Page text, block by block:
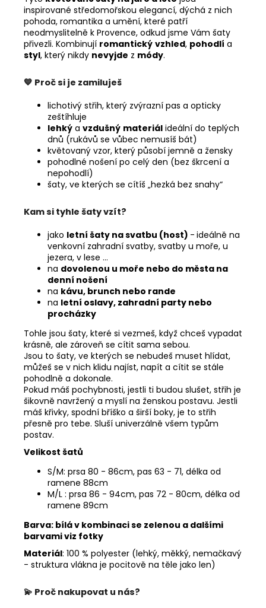
inspirované středomořskou elegancí, dýchá z nich
pohoda, romantika a umění, které patří
neodmyslitelně k Provence, odkud jsme Vám šaty
přivezli. Kombinují romantický vzhled, pohodlí a
styl, který nikdy nevyjde z módy.
💙 Proč si je zamiluješ
lichotivý střih, který zvýrazní pas a opticky
zeštíhluje
lehký a vzdušný materiál ideální do teplých
dnů (rukávů se vůbec nemusíš bát)
květovaný vzor, který působí jemně a žensky
pohodlné nošení po celý den (bez škrcení a
nepohodlí)
šaty, ve kterých se cítíš „hezká bez snahy“
Kam si tyhle šaty vzít?
jako letní šaty na svatbu (host) - ideálně na
venkovní zahradní svatby, svatby u moře, u
jezera, v lese ...
na dovolenou u moře nebo do města na
denní nošení
na kávu, brunch nebo rande
na letní oslavy, zahradní party nebo
procházky
Tohle jsou šaty, které si vezmeš, když chceš vypadat
krásně, ale zároveň se cítit sama sebou.
Jsou to šaty, ve kterých se nebudeš muset hlídat,
můžeš se v nich klidu najíst, napít a cítit se stále
pohodlně a dokonale.
Pokud máš pochybnosti, jestli ti budou slušet, střih je
šikovně navržený a myslí na ženskou postavu. Jestli
máš křivky, spodní bříško a širší boky, je to střih
přesně pro tebe. Sluší univerzálně všem typům
postav.
Velikost šatů
S/M: prsa 80 - 86cm, pas 63 - 71, délka od
ramene 88cm
M/L : prsa 86 - 94cm, pas 72 - 80cm, délka od
ramene 89cm
Barva: bílá v kombinaci se zelenou a dalšími
barvami viz fotky
Materiál: 100 % polyester (lehký, měkký, nemačkavý
- struktura vlákna je pocitově na těle jako len)
💫 Proč nakupovat u nás?